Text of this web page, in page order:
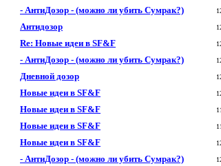
- АнтиДозор - (можно ли убить Сумрак?)
Антидозор
Re: Новые идеи в SF&F
- АнтиДозор - (можно ли убить Сумрак?)
Дневной дозор
Hовые идеи в SF&F
Hовые идеи в SF&F
Hовые идеи в SF&F
Hовые идеи в SF&F
- АнтиДозор - (можно ли убить Сумрак?)